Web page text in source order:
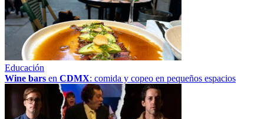
Educación
Wine bars en CDMX: comida y copeo en pequeños espacios